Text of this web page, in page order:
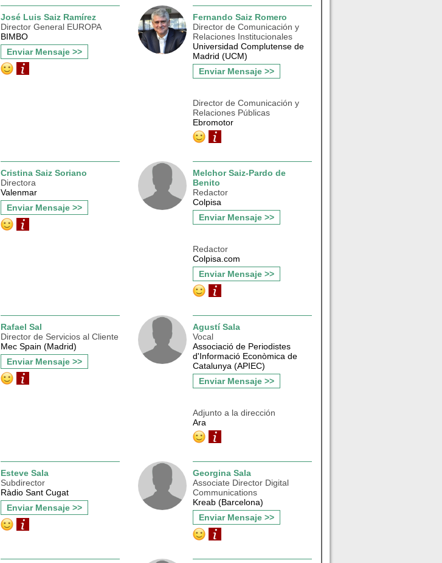
José Luis Saiz Ramírez
Director General EUROPA
BIMBO
Enviar Mensaje >>
Fernando Saiz Romero
Director de Comunicación y
Relaciones Institucionales
Universidad Complutense de
Madrid (UCM)
Enviar Mensaje >>
Director de Comunicación y
Relaciones Públicas
Ebromotor
Cristina Saiz Soriano
Directora
Valenmar
Enviar Mensaje >>
Melchor Saiz-Pardo de
Benito
Redactor
Colpisa
Enviar Mensaje >>
Redactor
Colpisa.com
Enviar Mensaje >>
Rafael Sal
Director de Servicios al Cliente
Mec Spain (Madrid)
Enviar Mensaje >>
Agustí Sala
Vocal
Associació de Periodistes
d'Informació Econòmica de
Catalunya (APIEC)
Enviar Mensaje >>
Adjunto a la dirección
Ara
Esteve Sala
Subdirector
Ràdio Sant Cugat
Enviar Mensaje >>
Georgina Sala
Associate Director Digital
Communications
Kreab (Barcelona)
Enviar Mensaje >>